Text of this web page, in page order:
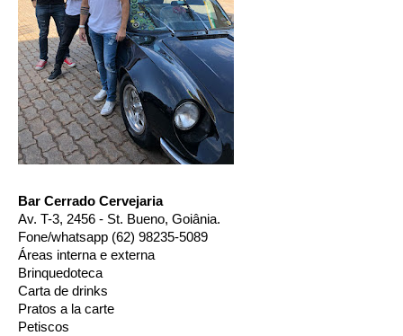
Bar Cerrado Cervejaria
Av. T-3, 2456 - St. Bueno, Goiânia.
Fone/whatsapp (62) 98235-5089
Áreas interna e externa
Brinquedoteca
Carta de drinks
Pratos a la carte
Petiscos